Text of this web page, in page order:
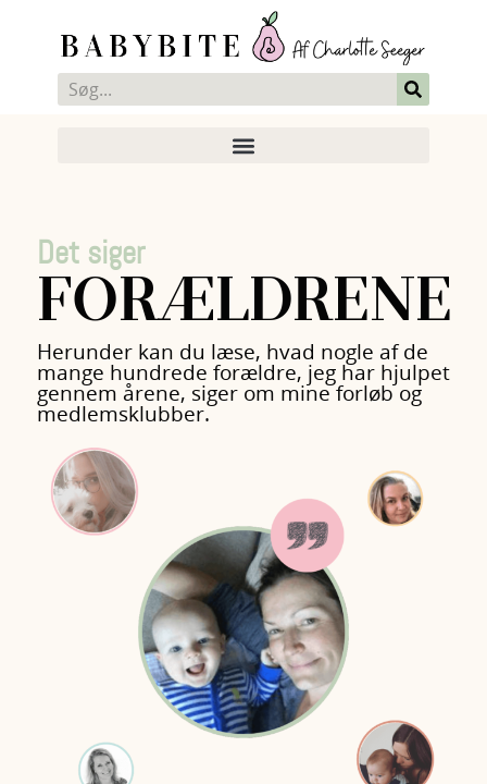
Det siger
FORÆLDRENE
Herunder kan du læse, hvad nogle af de
mange hundrede forældre, jeg har hjulpet
gennem årene, siger om mine forløb og
medlemsklubber.